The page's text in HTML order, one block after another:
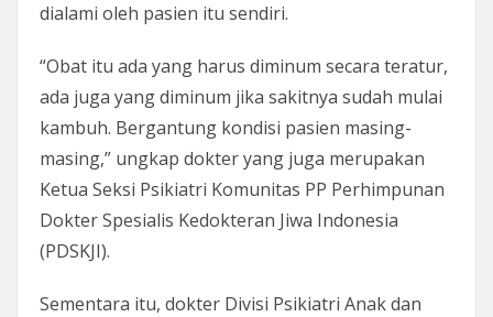
dialami oleh pasien itu sendiri.
“Obat itu ada yang harus diminum secara teratur,
ada juga yang diminum jika sakitnya sudah mulai
kambuh. Bergantung kondisi pasien masing-
masing,” ungkap dokter yang juga merupakan
Ketua Seksi Psikiatri Komunitas PP Perhimpunan
Dokter Spesialis Kedokteran Jiwa Indonesia
(PDSKJI).
Sementara itu, dokter Divisi Psikiatri Anak dan